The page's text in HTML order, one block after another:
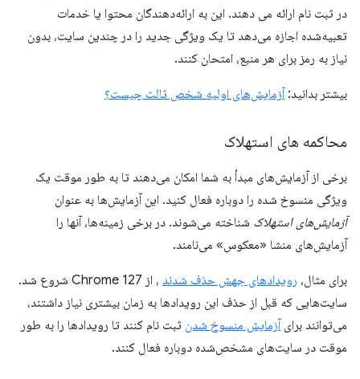
در ثبت نام ارائه می دهند. این به ارائه‌دهندگان محتوا یا خدمات
تعبیه‌شده اجازه می‌دهد تا یک ویژگی جدید را در چندین سایت، بدون
نیاز به رمز برای هر منبع، امتحان کنند.
بیشتر بدانید: آزمایش‌های اولیه شخص ثالث چیست؟
محاکمه های استهلاک
برخی از آزمایش‌های مبدأ به شما امکان می‌دهند تا به طور موقت یک
ویژگی منسوخ شده را دوباره فعال کنید. این آزمایش‌ها به عنوان
آزمایش‌های استهلاک شناخته می‌شوند. در برخی زمینه‌ها، آنها را
آزمایش‌های منشا «معکوس» می‌نامند.
برای مثال، رویدادهای جهش حذف شدند
، از Chrome 127 شروع شد.
سایت‌هایی که قبل از حذف این رویدادها به زمان بیشتری نیاز داشتند،
می‌توانند برای آزمایش منسوخ شدن ثبت نام کنند تا رویدادها را به طور
موقت در سایت‌های مشخص‌شده دوباره فعال کنند.